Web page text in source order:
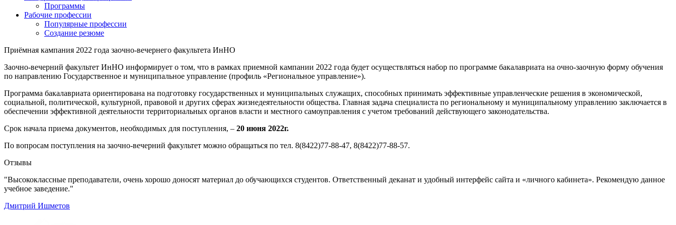
Программы
Рабочие профессии
Популярные профессии
Создание резюме
Приёмная кампания 2022 года заочно-вечернего факультета ИнНО
Заочно-вечерний факультет ИнНО информирует о том, что в рамках приемной кампании 2022 года будет осуществляться набор по программе бакалавриата на очно-заочную форму обучения
по направлению Государственное и муниципальное управление (профиль «Региональное управление»).
Программа бакалавриата ориентирована на подготовку государственных и муниципальных служащих, способных принимать эффективные управленческие решения в экономической,
социальной, политической, культурной, правовой и других сферах жизнедеятельности общества. Главная задача специалиста по региональному и муниципальному управлению заключается в
обеспечении эффективной деятельности территориальных органов власти и местного самоуправления с учетом требований действующего законодательства.
Срок начала приема документов, необходимых для поступления, – 20 июня 2022г.
По вопросам поступления на заочно-вечерний факультет можно обращаться по тел. 8(8422)77-88-47, 8(8422)77-88-57.
Отзывы
"Высококлассные преподаватели, очень хорошо доносят материал до обучающихся студентов. Ответственный деканат и удобный интерфейс сайта и «личного кабинета». Рекомендую данное
учебное заведение."
Дмитрий Ишметов